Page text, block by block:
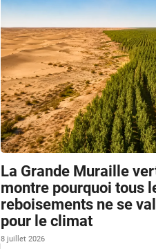
La Grande Muraille
montre pourquoi tous
reboisements ne se
pour le climat
8 juillet 2026